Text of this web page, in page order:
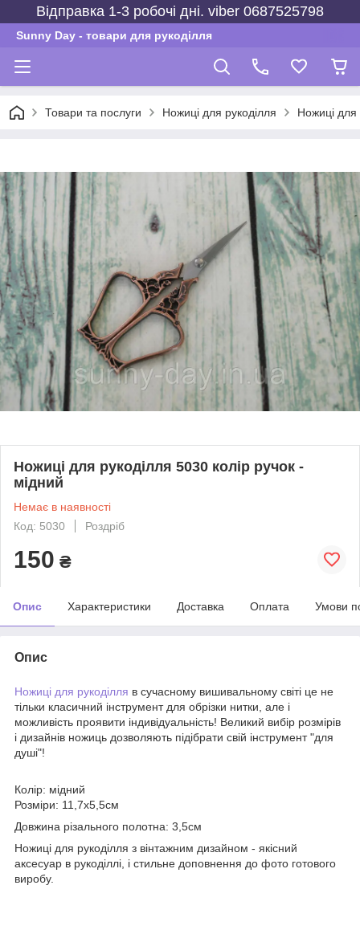
Відправка 1-3 робочі дні. viber 0687525798
Sunny Day - товари для рукоділля
Товари та послуги Ножиці для рукоділля Ножиці для
Ножиці для рукоділля 5030 колір ручок -
мідний
Немає в наявності
Код: 5030
Роздріб
150 ₴
Опис Характеристики Доставка Оплата Умови
Опис
Ножиці для рукоділля в сучасному вишивальному світі це не
тільки класичний інструмент для обрізки нитки, але і
можливість проявити індивідуальність! Великий вибір розмірів
і дизайнів ножиць дозволяють підібрати свій інструмент "для
душі"!
Колір: мідний
Розміри: 11,7х5,5см
Довжина різального полотна: 3,5см
Ножиці для рукоділля з вінтажним дизайном - якісний
аксесуар в рукоділлі, і стильне доповнення до фото готового
виробу.